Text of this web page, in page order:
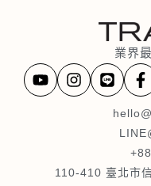
業界
110-410 臺北市